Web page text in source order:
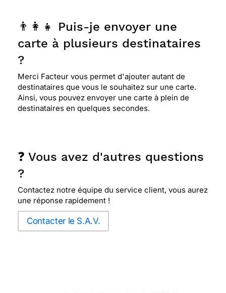
👨‍👩‍👧 Puis-je envoyer une
carte à plusieurs destinataires
?
Merci Facteur vous permet d'ajouter autant de
destinataires que vous le souhaitez sur une carte.
Ainsi, vous pouvez envoyer une carte à plein de
destinataires en quelques secondes.
❓ Vous avez d'autres questions
?
Contactez notre équipe du service client, vous aurez
une réponse rapidement !
Contacter le S.A.V.